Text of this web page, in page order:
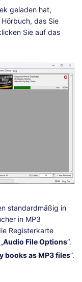
geladen hat,
das Sie
Sie auf das
standardmäßig in
in MP3
Registerkarte
Audio File Options“.
books as MP3 files“.